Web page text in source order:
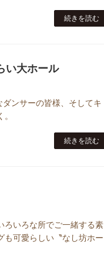
続きを読む
い大ホール
ンサーの皆様、そしてキ
続きを読む
ろいろな所でご一緒する素
も可愛らしい〝なし坊ホー